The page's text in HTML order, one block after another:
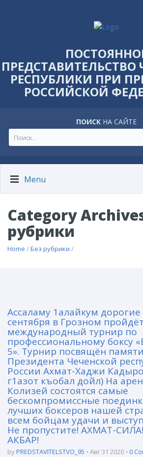
ПРЕДСТАВИТЕЛЬСТВО
РЕСПУБЛИКИ ПРИ
РОССИЙСКОЙ
ПОИСК НА САЙТЕ
Menu
Category
рубрики
Home /Без рубрики /
Ассаламу 1алайкум дорогие
сентября в Грозном пройдёт
международный турнир по
профессиональному боксу
5». Турнир посвящён
Президента Чеченской
России Ахмат-Хаджи
г1азот къобал дойл) На
Колизей состоятся самые
бескомпромиссные
лучших боксеров нашей
всем бойцам удачи и
Не пропустите! АХМАТ-
АКБАР!
byPREDSTAVITELSTVO_95 Авг 31 2020 0